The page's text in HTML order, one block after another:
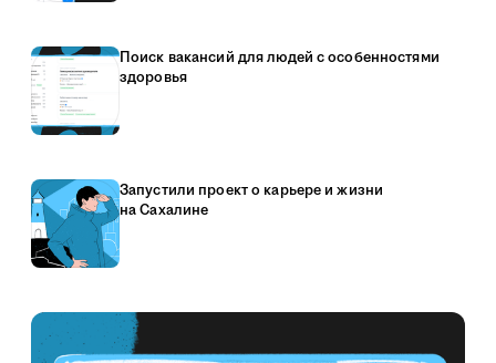
Поиск вакансий для людей с особенностями
здоровья
Запустили проект о карьере и жизни
на Сахалине